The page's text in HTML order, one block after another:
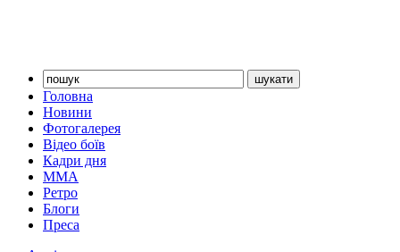
Головна
Новини
Фотогалерея
Відео боїв
Кадри дня
ММА
Ретро
Блоги
Преса